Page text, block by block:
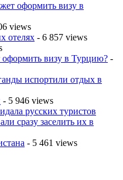
оформить визу в
views
отелях - 6 857 views
визу в Турцию? -
испортили отдых в
- 5 946 views
русских туристов
сразу заселить их в
- 5 461 views